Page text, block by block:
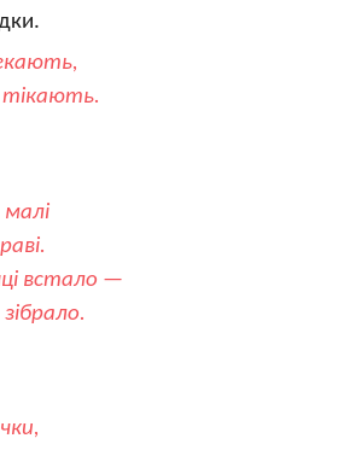
встало —